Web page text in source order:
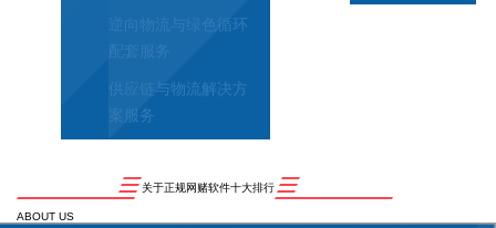
逆向物流与绿色循环
配套服务
供应链与物流解决方
案服务
关于正规网赌软件十大排行
ABOUT US